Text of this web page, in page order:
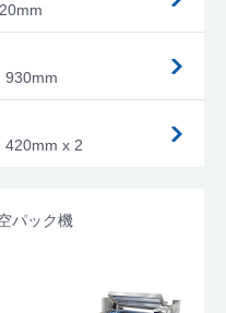
930mm
420mm x 2
パック機